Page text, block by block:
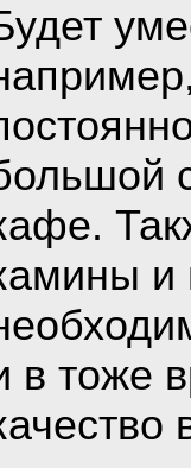
и
в тоже